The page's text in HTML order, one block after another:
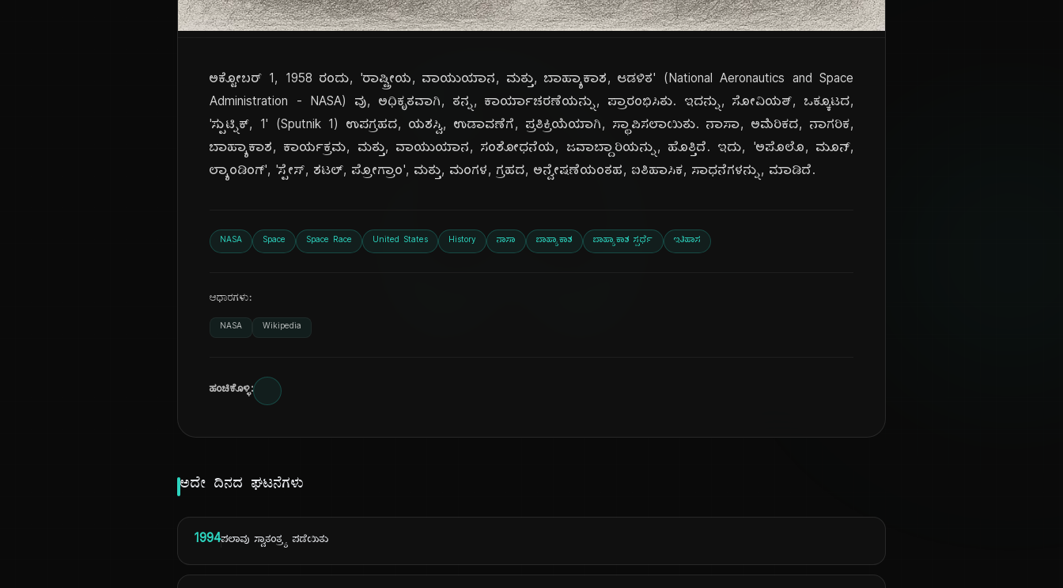
ದಿ
ಅಕ್ಟೋಬರ್ 1, 1958 ರಂದು, 'ರಾಷ್ಟ್ರೀಯ, ವಾಯುಯಾನ, ಮತ್ತು, ಬಾಹ್ಯಾಕಾಶ, ಆಡಳಿತ' (National Aeronautics and Space
Administration - NASA) ವು, ಅಧಿಕೃತವಾಗಿ, ತನ್ನ, ಕಾರ್ಯಾಚರಣೆಯನ್ನು, ಪ್ರಾರಂಭಿಸಿತು. ಇದನ್ನು, ಸೋವಿಯತ್, ಒಕ್ಕೂಟದ,
'ಸ್ಪುಟ್ನಿಕ್, 1' (Sputnik 1) ಉಪಗ್ರಹದ, ಯಶಸ್ವಿ, ಉಡಾವಣೆಗೆ, ಪ್ರತಿಕ್ರಿಯೆಯಾಗಿ, ಸ್ಥಾಪಿಸಲಾಯಿತು. ನಾಸಾ, ಅಮೆರಿಕದ, ನಾಗರಿಕ,
ಬಾಹ್ಯಾಕಾಶ, ಕಾರ್ಯಕ್ರಮ, ಮತ್ತು, ವಾಯುಯಾನ, ಸಂಶೋಧನೆಯ, ಜವಾಬ್ದಾರಿಯನ್ನು, ಹೊತ್ತಿದೆ. ಇದು, 'ಅಪೊಲೊ, ಮೂನ್,
ಲ್ಯಾಂಡಿಂಗ್', 'ಸ್ಪೇಸ್, ಶಟಲ್, ಪ್ರೋಗ್ರಾಂ', ಮತ್ತು, ಮಂಗಳ, ಗ್ರಹದ, ಅನ್ವೇಷಣೆಯಂತಹ, ಐತಿಹಾಸಿಕ, ಸಾಧನೆಗಳನ್ನು, ಮಾಡಿದೆ.
NASA Space Space Race United States History ನಾಸಾ ಬಾಹ್ಯಾಕಾಶ ಬಾಹ್ಯಾಕಾಶ ಸ್ಪರ್ಧೆ ಇತಿಹಾಸ
ಆಧಾರಗಳು:
NASA Wikipedia
ಹಂಚಿಕೊಳ್ಳಿ:
ಅದೇ ದಿನದ ಘಟನೆಗಳು
1994ಪಲಾವು ಸ್ವಾತಂತ್ರ್ಯ ಪಡೆಯಿತು